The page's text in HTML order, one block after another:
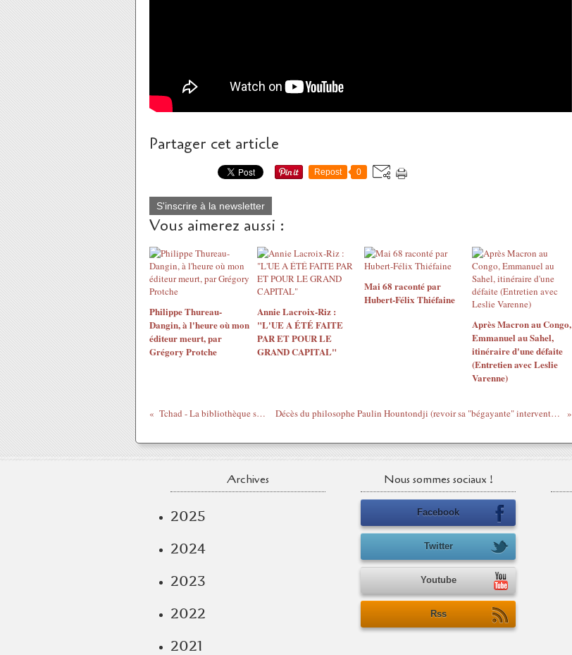
Partager cet article
Repost 0
S'inscrire à la newsletter
Vous aimerez aussi :
Philippe Thureau-
Dangin, à l'heure où mon
éditeur meurt, par
Grégory Protche
Annie Lacroix-Riz :
"L'UE A ÉTÉ FAITE
PAR ET POUR LE
GRAND CAPITAL"
Mai 68 raconté par
Hubert-Félix Thiéfaine
Après Macron au Congo,
Emmanuel au Sahel,
itinéraire d'une défaite
(Entretien avec Leslie
Varenne)
Tchad - La bibliothèque scientifique Ibni est ouverte Décès du philosophe Paulin Hountondji (revoir sa "bégayante" intervention pour les 30 ans de la conférence des forces vives de la nation
Archives
2025
2024
2023
2022
2021
Nous sommes sociaux !
Facebook
Twitter
Youtube
Rss